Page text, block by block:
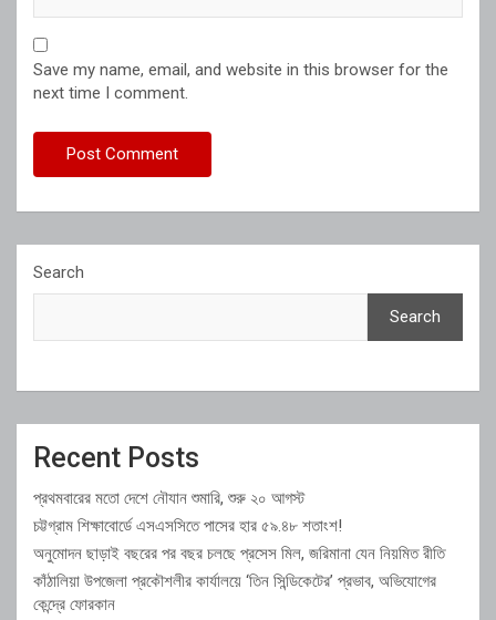
Save my name, email, and website in this browser for the
next time I comment.
Search
Search
Recent Posts
প্রথমবারের মতো দেশে নৌযান শুমারি, শুরু ২০ আগস্ট
চট্টগ্রাম শিক্ষাবোর্ডে এসএসসিতে পাসের হার ৫৯.৪৮ শতাংশ!
অনুমোদন ছাড়াই বছরের পর বছর চলছে প্রসেস মিল, জরিমানা যেন নিয়মিত রীতি
কাঁঠালিয়া উপজেলা প্রকৌশলীর কার্যালয়ে ‘তিন সিন্ডিকেটের’ প্রভাব, অভিযোগের
কেন্দ্রে ফোরকান